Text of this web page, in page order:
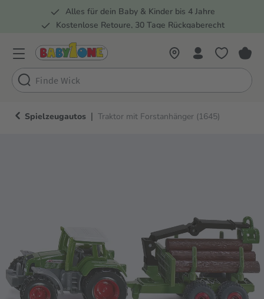
Zur Hauptnavigation springen
Alles für dein Baby & Kinder bis 4 Jahre
Kostenlose Retoure, 30 Tage Rückgaberecht
Spielzeugautos | Traktor mit Forstanhänger (1645)